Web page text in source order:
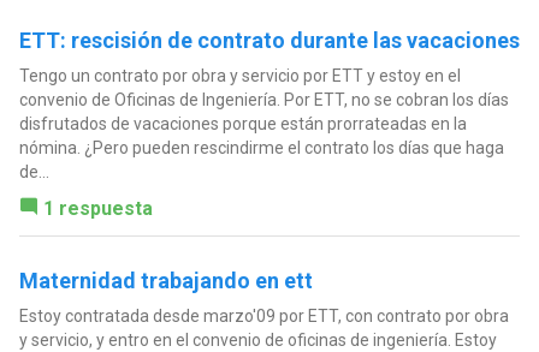
ETT: rescisión de contrato durante las vacaciones
Tengo un contrato por obra y servicio por ETT y estoy en el
convenio de Oficinas de Ingeniería. Por ETT, no se cobran los días
disfrutados de vacaciones porque están prorrateadas en la
nómina. ¿Pero pueden rescindirme el contrato los días que haga
de...
1 respuesta
Maternidad trabajando en ett
Estoy contratada desde marzo'09 por ETT, con contrato por obra
y servicio, y entro en el convenio de oficinas de ingeniería. Estoy